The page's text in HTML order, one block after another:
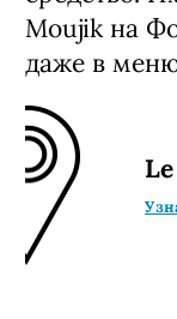
Moujik на
даже в меню